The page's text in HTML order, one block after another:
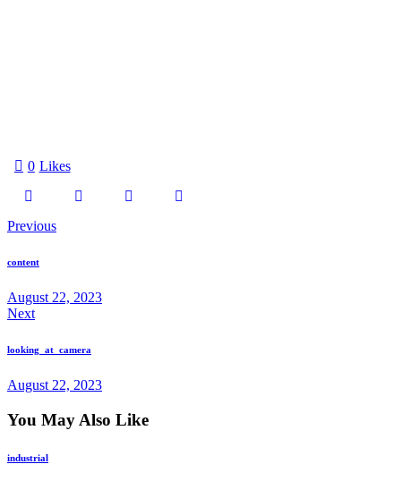
0 Likes
Previous
content
August 22, 2023
Next
looking_at_camera
August 22, 2023
You May Also Like
industrial